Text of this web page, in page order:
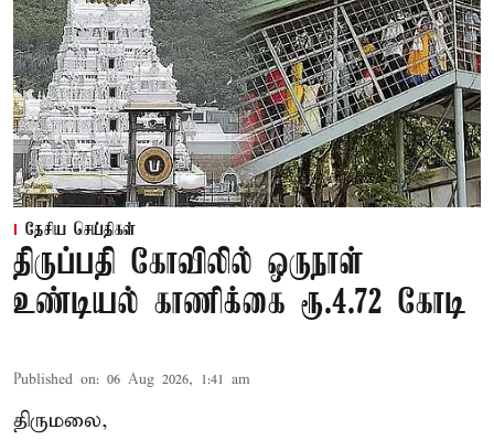
தேசிய செய்திகள்
திருப்பதி கோவிலில் ஒருநாள்
உண்டியல் காணிக்கை ரூ.4.72 கோடி
Published on: 06 Aug 2026, 1:41 am
திருமலை,